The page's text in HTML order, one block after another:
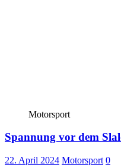
Motorsport
Spannung vor dem
22. April 2024 Motorsport 0